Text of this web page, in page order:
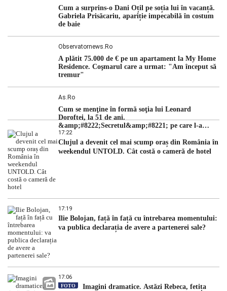
judecătorii de la instanța supremă au […]
Cum a surprins-o Dani Oțil pe soția lui în vacanță.
Gabriela Prisăcariu, apariție impecabilă în costum
de baie
Observatornews.ro
A plătit 75.000 de € pe un apartament la My Home
Residence. Coşmarul care a urmat: "Am început să
tremur"
As.ro
Cum se menţine în formă soţia lui Leonard
Doroftei, la 51 de ani.
&amp;#8222;Secretul&amp;#8221; pe care l-a
dezvăluit
17:22
Clujul a devenit cel mai scump oraș din România în
weekendul UNTOLD. Cât costă o cameră de hotel
17:19
Ilie Bolojan, față în față cu întrebarea momentului:
va publica declarația de avere a partenerei sale?
17:06
FOTO
Imagini dramatice. Astăzi Rebeca, fetița